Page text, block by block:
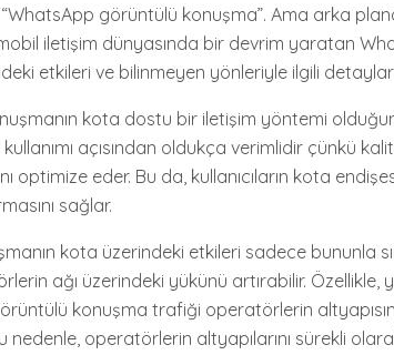
görüntülü konuşma”. Ama arka
iletişim dünyasında bir devrim yaratan
etkileri ve bilinmeyen yönleriyle ilgili
kota dostu bir iletişim yöntemi
açısından oldukça verimlidir çünkü
optimize eder. Bu da, kullanıcıların kota
sağlar.
kota üzerindeki etkileri sadece bununla
ağı üzerindeki yükünü artırabilir. Özellikle,
konuşma trafiği operatörlerin
nedenle, operatörlerin altyapılarını sürekli